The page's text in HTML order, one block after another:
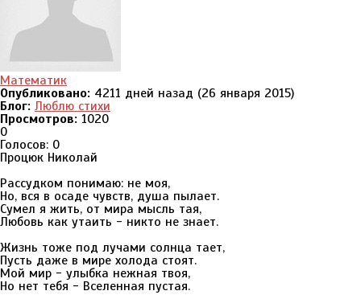
Математик
Опубликовано: 4211 дней назад (26 января 2015)
Блог: Люблю стихи
Просмотров: 1020
0
Голосов: 0
Процюк Николай
Рассудком понимаю: не моя,
Но, вся в осаде чувств, душа пылает.
Сумел я жить, от мира мысль тая,
Любовь как утаить - никто не знает.
Жизнь тоже под лучами солнца тает,
Пусть даже в мире холода стоят.
Мой мир - улыбка нежная твоя,
Но нет тебя - Вселенная пустая.